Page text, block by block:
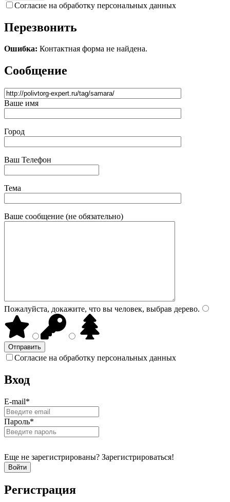
Согласие на обработку персональных данных
Перезвонить
Ошибка: Контактная форма не найдена.
Сообщение
Ваше имя
Город
Ваш Телефон
Тема
Ваше сообщение (не обязательно)
Пожалуйста, докажите, что вы человек, выбрав дерево.
Согласие на обработку персональных данных
Вход
E-mail*
Пароль*
Еще не зарегистрированы? Зарегистрироваться!
Регистрация